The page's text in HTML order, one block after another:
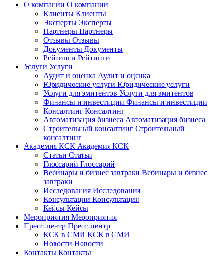
О компании О компании
Клиенты Клиенты
Эксперты Эксперты
Партнеры Партнеры
Отзывы Отзывы
Документы Документы
Рейтинги Рейтинги
Услуги Услуги
Аудит и оценка Аудит и оценка
Юридические услуги Юридические услуги
Услуги для эмитентов Услуги для эмитентов
Финансы и инвестиции Финансы и инвестиции
Консалтинг Консалтинг
Автоматизация бизнеса Автоматизация бизнеса
Строительный консалтинг Строительный
консалтинг
Академия КСК Академия КСК
Статьи Статьи
Глоссарий Глоссарий
Вебинары и бизнес завтраки Вебинары и бизнес
завтраки
Исследования Исследования
Консультации Консультации
Кейсы Кейсы
Мероприятия Мероприятия
Пресс-центр Пресс-центр
КСК в СМИ КСК в СМИ
Новости Новости
Контакты Контакты